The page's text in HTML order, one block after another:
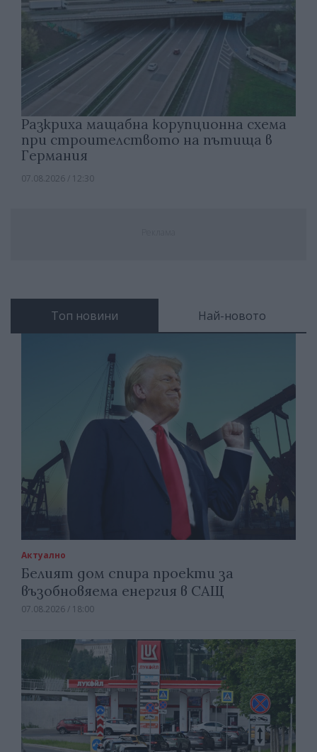
Разкриха мащабна корупционна схема
при строителството на пътища в
Германия
07.08.2026 / 12:30
Топ новини Най-новото
Актуално
Белият дом спира проекти за
възобновяема енергия в САЩ
07.08.2026 / 18:00